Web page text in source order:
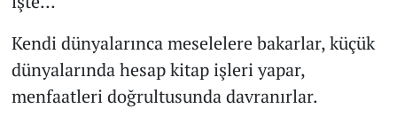
Kendi dünyalarınca meselelere bakarlar, küçük
dünyalarında hesap kitap işleri yapar,
menfaatleri doğrultusunda davranırlar.